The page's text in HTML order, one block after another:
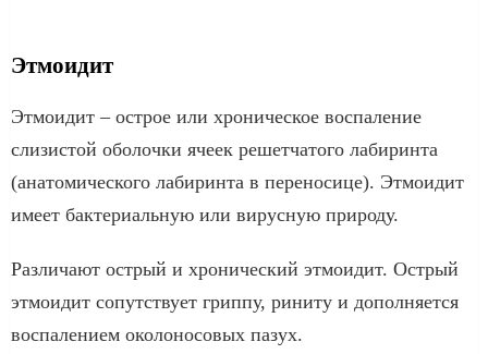
Этмоидит
Этмоидит – острое или хроническое воспаление
слизистой оболочки ячеек решетчатого лабиринта
(анатомического лабиринта в переносице). Этмоидит
имеет бактериальную или вирусную природу.
Различают острый и хронический этмоидит. Острый
этмоидит сопутствует гриппу, риниту и дополняется
воспалением околоносовых пазух.